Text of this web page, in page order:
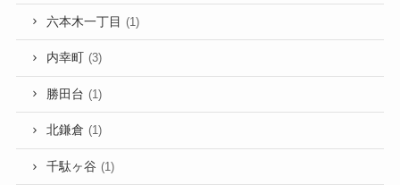
六本木一丁目 (1)
内幸町 (3)
勝田台 (1)
北鎌倉 (1)
千駄ヶ谷 (1)